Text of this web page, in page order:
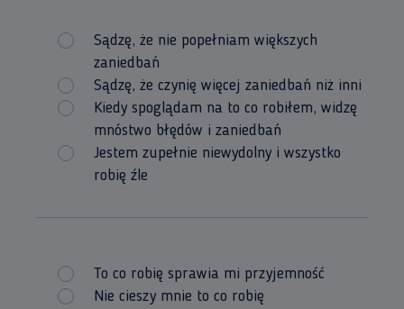
Sądzę, że nie popełniam większych
zaniedbań
Sądzę, że czynię więcej zaniedbań niż inni
Kiedy spoglądam na to co robiłem, widzę
mnóstwo błędów i zaniedbań
Jestem zupełnie niewydolny i wszystko
robię źle
To co robię sprawia mi przyjemność
Nie cieszy mnie to co robię